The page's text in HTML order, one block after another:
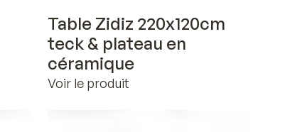
Table Zidiz 220x120cm
teck & plateau en
céramique
Voir le produit